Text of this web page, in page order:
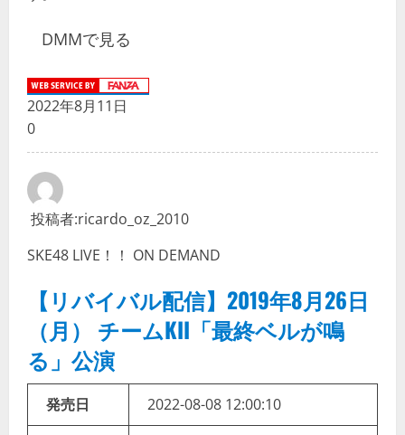
DMMで見る
2022年8月11日
0
投稿者:ricardo_oz_2010
SKE48 LIVE！！ ON DEMAND
【リバイバル配信】2019年8月26日
（月） チームKII「最終ベルが鳴
る」公演
発売日 2022-08-08 12:00:10